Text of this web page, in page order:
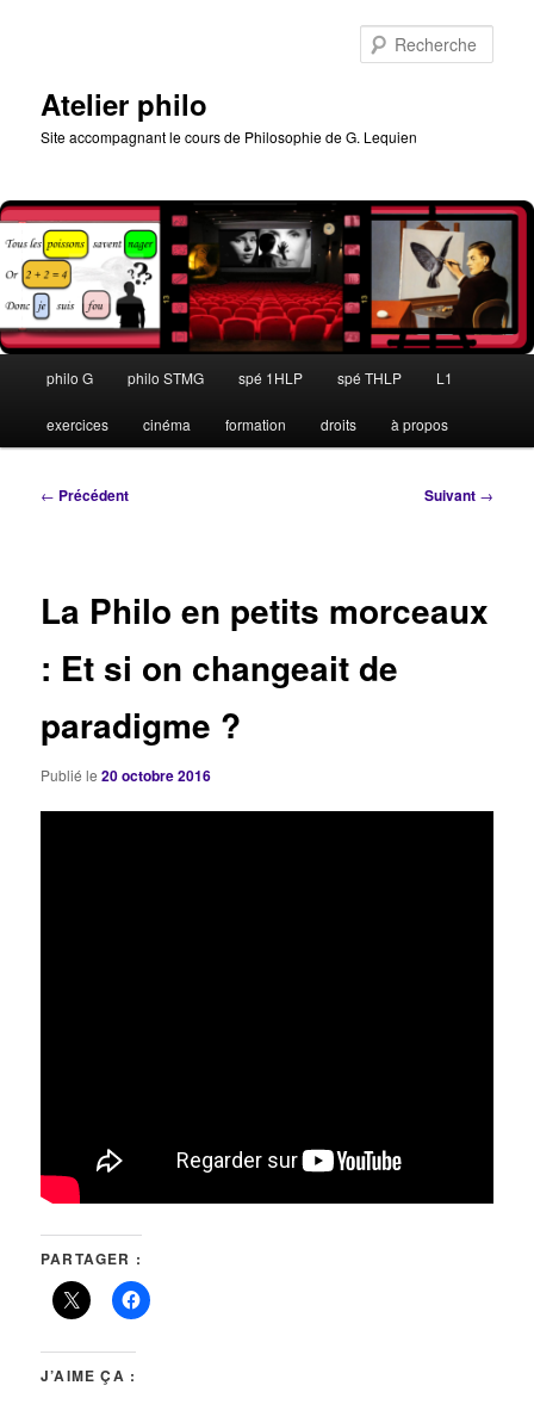
Atelier philo
Site accompagnant le cours de Philosophie de G. Lequien
principal
philo G philo STMG spé 1HLP spé THLP L1
exercices cinéma formation droits à propos
Navigation
← Précédent Suivant →
La Philo en petits morceaux
: Et si on changeait de
paradigme ?
Publié le20 octobre 2016
PARTAGER :
J’AIME ÇA :